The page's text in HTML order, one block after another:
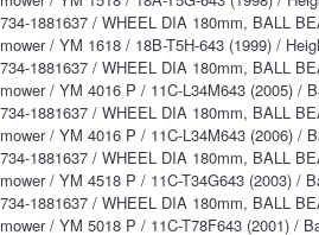
734-1881637 / WHEEL DIA 180mm, BALL
mower / YM 1618 / 18B-T5H-643 (1999) /
734-1881637 / WHEEL DIA 180mm, BALL
mower / YM 4016 P / 11C-L34M643 (2005) /
734-1881637 / WHEEL DIA 180mm, BALL
mower / YM 4016 P / 11C-L34M643 (2006) /
734-1881637 / WHEEL DIA 180mm, BALL
mower / YM 4518 P / 11C-T34G643 (2003) /
734-1881637 / WHEEL DIA 180mm, BALL
mower / YM 5018 P / 11C-T78F643 (2001) /